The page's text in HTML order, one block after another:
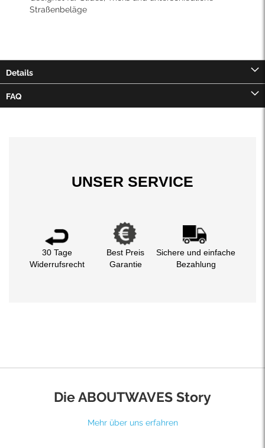
Straßenbeläge
Details
FAQ
UNSER SERVICE
30 Tage
Widerrufsrecht
Best Preis
Garantie
Sichere und einfache
Bezahlung
Die ABOUTWAVES Story
Mehr über uns erfahren